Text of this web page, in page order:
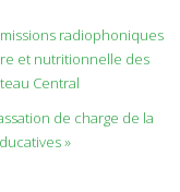
radiophoniques
et nutritionnelle des
Central
de charge de la
»